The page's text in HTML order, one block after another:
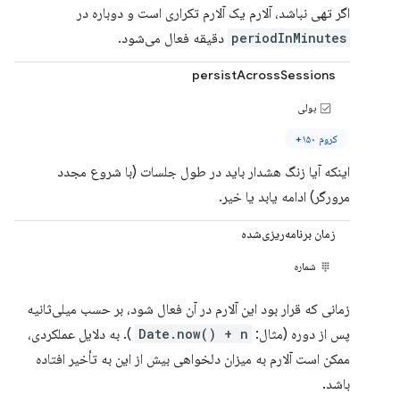
اگر تهی نباشد، آلارم یک آلارم تکراری است و دوباره در
periodInMinutes دقیقه فعال می‌شود.
persistAcrossSessions
بولی
کروم ۱۵۰+
اینکه آیا زنگ هشدار باید در طول جلسات (با شروع مجدد
مرورگر) ادامه یابد یا خیر.
زمان برنامه‌ریزی‌شده
شماره
زمانی که قرار بود این آلارم در آن فعال شود، بر حسب میلی‌ثانیه
پس از دوره (مثال: Date.now() + n ). به دلایل عملکردی،
ممکن است آلارم به میزان دلخواهی بیش از این به تأخیر افتاده
باشد.